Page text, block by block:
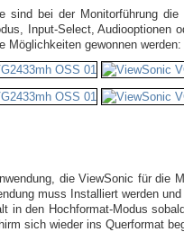
sind bei der Monitorführung
Input-Select, Audiooptionen
Möglichkeiten gewonnen werden:
die ViewSonic für die
muss Installiert werden
in den Hochformat-Modus
sich wieder ins Querformat